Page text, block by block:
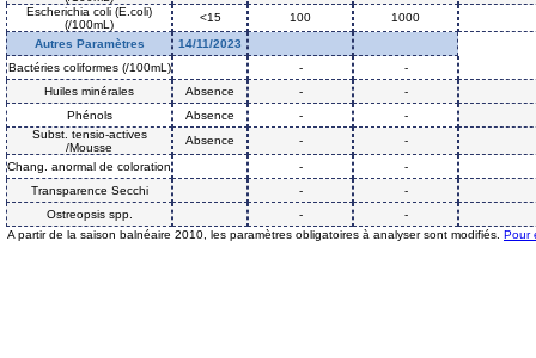
Escherichia coli (E.coli)
(/100mL)
<15 100
1000
Autres Paramètres
14/11/2023
Bactéries coliformes (/100mL)
-
-
Huiles minérales
Absence -
-
Phénols
Absence -
-
Subst. tensio-actives
/Mousse
Absence -
-
Chang. anormal de coloration
-
-
Transparence Secchi
-
-
Ostreopsis spp.
-
-
A partir de la saison balnéaire 2010, les paramètres obligatoires à analyser sont modifiés. Pour